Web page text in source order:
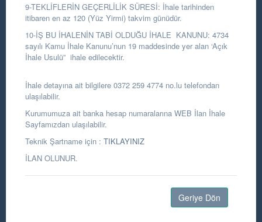
9-TEKLİFLERİN GEÇERLİLİK SÜRESİ: İhale tarihinden
itibaren en az 120 (Yüz Yirmi) takvim günüdür.
10-İŞ BU İHALENİN TABİ OLDUĞU İHALE KANUNU: 4734
sayılı Kamu İhale Kanunu’nun 19 maddesinde yer alan ‘Açık
İhale Usulü” ihale edilecektir.
İhale detayına ait bilgilere 0372 259 4774 no.lu telefondan
ulaşılabilir.
Kurumumuza ait banka hesap numaralarına WEB İlan İhale
Sayfamızdan ulaşılabilir.
Teknik Şartname için : TIKLAYINIZ
İLAN OLUNUR.
Geriye Dön